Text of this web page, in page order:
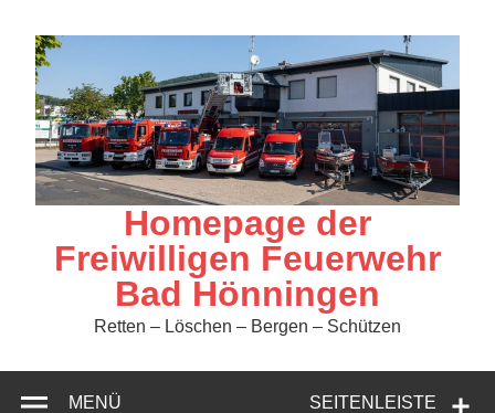
springen
Homepage der
Freiwilligen Feuerwehr
Bad Hönningen
Retten – Löschen – Bergen – Schützen
SEITENLEISTE
MENÜ